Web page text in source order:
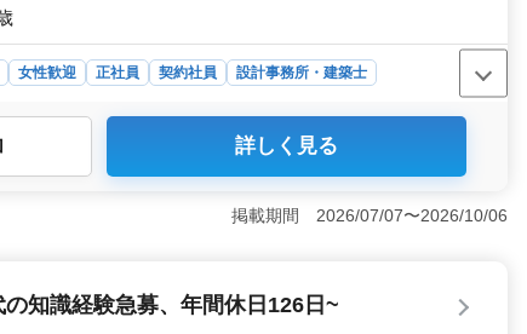
女性歓迎 正社員 契約社員 設計事務所・建築士
計事務所での建築構造設計業務に関するものです。集合住
、多様な建築案件に携わることができます。施主打ち合わ
さの魅力＞ この求人では、作業着の支給や交通費の支
など、働きやすい環境が整っています。
詳しく見る
掲載期間 2026/07/07〜2026/10/06
知識経験急募、年間休日126日~